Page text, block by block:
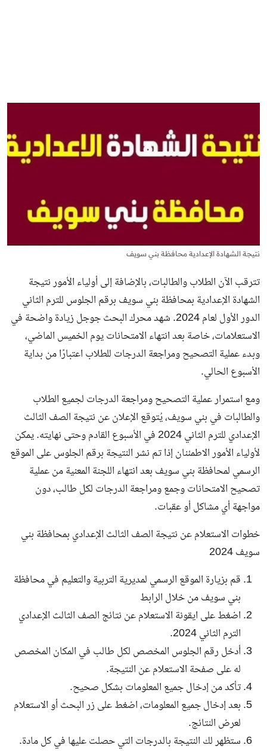
نتيجة الشهادة الإعدادية محافظة بني سويف
تترقب الآن الطلاب والطالبات، بالإضافة إلى أولياء الأمور نتيجة
الشهادة الإعدادية بمحافظة بني سويف برقم الجلوس للترم الثاني
الدور الأول لعام 2024. شهد محرك البحث جوجل زيادة واضحة في
الاستعلامات، خاصة بعد انتهاء الامتحانات يوم الخميس الماضي،
وبدء عملية التصحيح ومراجعة الدرجات للطلاب اعتبارًا من بداية
الأسبوع الحالي.
ومع استمرار عملية التصحيح ومراجعة الدرجات لجميع الطلاب
والطالبات في بني سويف، يُتوقع الإعلان عن نتيجة الصف الثالث
الإعدادي
للترم الثاني 2024 في الأسبوع القادم وحتى نهايته. يمكن
لأولياء الأمور الاطمئنان إذا تم نشر النتيجة برقم الجلوس على الموقع
الرسمي لمحافظة بني سويف بعد انتهاء اللجنة المعنية من عملية
تصحيح الامتحانات وجمع ومراجعة الدرجات لكل طالب، دون
مواجهة أي مشاكل أو عقبات.
خطوات الاستعلام عن نتيجة الصف الثالث الإعدادي بمحافظة بني
سويف 2024
قم بزيارة الموقع الرسمي لمديرية التربية والتعليم في محافظة
بني سويف من خلال الرابط
اضغط على ايقونة الاستعلام عن نتائج الصف الثالث الإعدادي
الترم الثاني 2024.
أدخل رقم الجلوس المخصص لكل طالب في المكان المخصص
له على صفحة الاستعلام عن النتيجة.
تأكد من إدخال جميع المعلومات بشكل صحيح.
بعد إدخال جميع المعلومات، اضغط على زر البحث أو الاستعلام
لعرض النتائج.
ستظهر لك النتيجة بالدرجات التي حصلت عليها في كل مادة.